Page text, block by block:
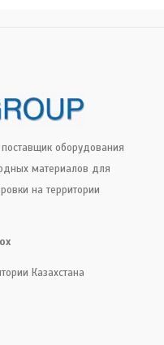
оборудования
материалов для
на территории
Казахстана